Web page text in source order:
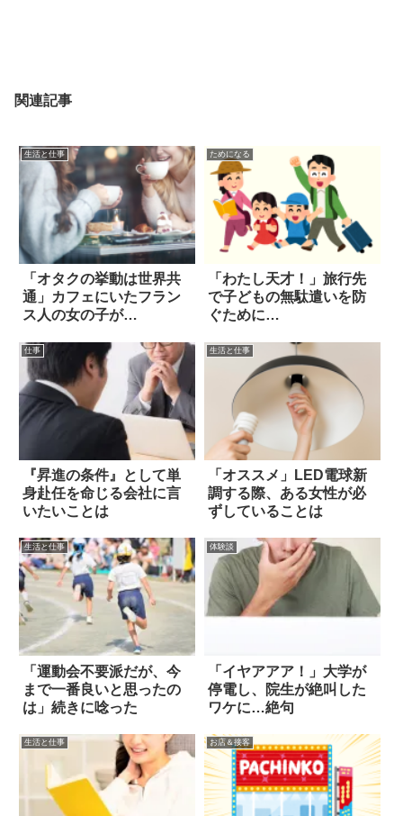
関連記事
生活と仕事
「オタクの挙動は世界共
通」カフェにいたフラン
ス人の女の子が…
ためになる
「わたし天才！」旅行先
で子どもの無駄遣いを防
ぐために…
仕事
『昇進の条件』として単
身赴任を命じる会社に言
いたいことは
生活と仕事
「オススメ」LED電球新
調する際、ある女性が必
ずしていることは
生活と仕事
「運動会不要派だが、今
まで一番良いと思ったの
は」続きに唸った
体験談
「イヤアアア！」大学が
停電し、院生が絶叫した
ワケに…絶句
生活と仕事 お店＆接客